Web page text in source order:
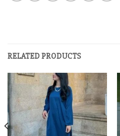
RELATED PRODUCTS